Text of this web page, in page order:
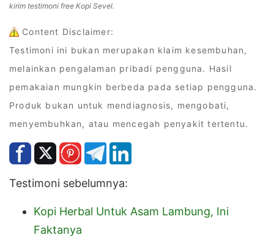
kirim testimoni free Kopi Sevel.
Content Disclaimer:
Testimoni ini bukan merupakan klaim kesembuhan,
melainkan pengalaman pribadi pengguna. Hasil
pemakaian mungkin berbeda pada setiap pengguna.
Produk bukan untuk mendiagnosis, mengobati,
menyembuhkan, atau mencegah penyakit tertentu.
Testimoni sebelumnya:
Kopi Herbal Untuk Asam Lambung, Ini
Faktanya